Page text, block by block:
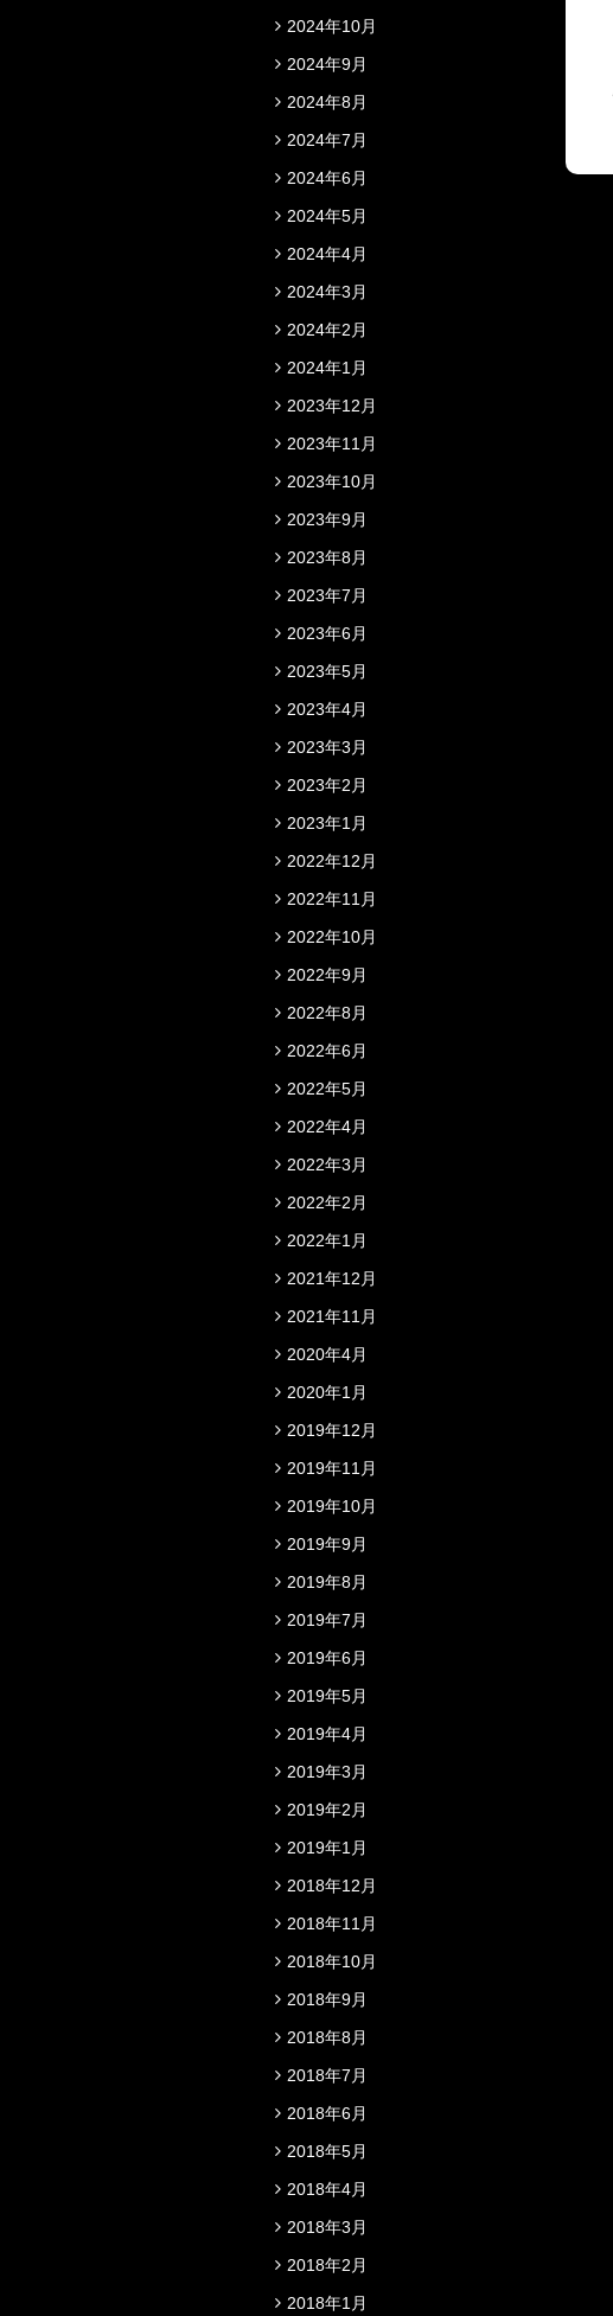
2024年10月
2024年9月
2024年8月
2024年7月
2024年6月
2024年5月
2024年4月
2024年3月
2024年2月
2024年1月
2023年12月
2023年11月
2023年10月
2023年9月
2023年8月
2023年7月
2023年6月
2023年5月
2023年4月
2023年3月
2023年2月
2023年1月
2022年12月
2022年11月
2022年10月
2022年9月
2022年8月
2022年6月
2022年5月
2022年4月
2022年3月
2022年2月
2022年1月
2021年12月
2021年11月
2020年4月
2020年1月
2019年12月
2019年11月
2019年10月
2019年9月
2019年8月
2019年7月
2019年6月
2019年5月
2019年4月
2019年3月
2019年2月
2019年1月
2018年12月
2018年11月
2018年10月
2018年9月
2018年8月
2018年7月
2018年6月
2018年5月
2018年4月
2018年3月
2018年2月
2018年1月